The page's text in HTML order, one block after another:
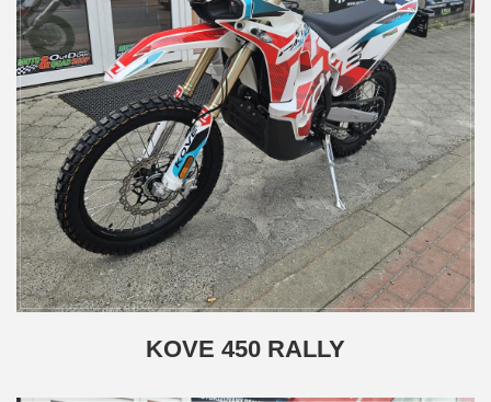
KOVE 450 RALLY